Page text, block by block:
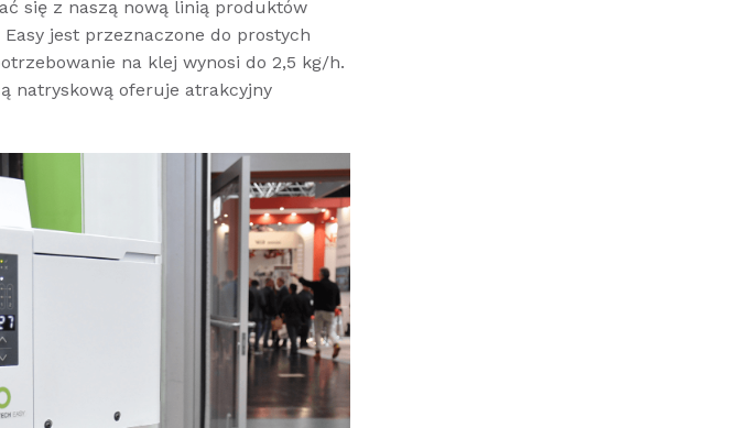
się z naszą nową linią produktów
jest przeznaczone do prostych
na klej wynosi do 2,5 kg/h.
natryskową oferuje atrakcyjny